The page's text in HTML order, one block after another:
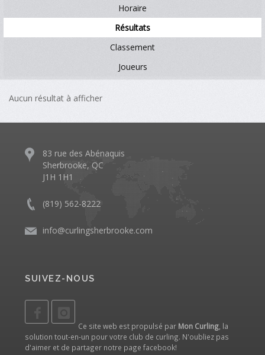
Horaire
Résultats
Classement
Joueurs
Aucun résultat à afficher
83 rue des Abénaquis
Sherbrooke, QC
J1H 1H1
(819) 562-8222
info@curlingsherbrooke.com
SUIVEZ-NOUS
Ce site web est propulsé par Mon Curling, la
solution tout-en-un pour votre club de curling. N'oubliez pas
d'aimer et de partager notre page facebook!